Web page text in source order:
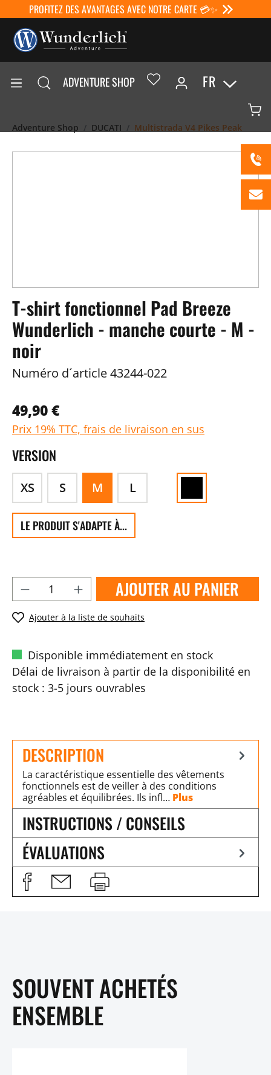
PROFITEZ DES AVANTAGES AVEC NOTRE CARTE 💳✨
ADVENTURE SHOP FR
Adventure Shop DUCATI Multistrada V4 Pikes Peak
T-shirt fonctionnel Pad Breeze
Wunderlich - manche courte - M -
noir
Numéro d´article43244-022
49,90 €
Prix 19% TTC, frais de livraison en sus
VERSION
XS S M L
LE PRODUIT S'ADAPTE À...
AJOUTER AU PANIER
Ajouter à la liste de souhaits
Disponible immédiatement en stock
Délai de livraison à partir de la disponibilité en
stock : 3-5 jours ouvrables
DESCRIPTION
La caractéristique essentielle des vêtements
fonctionnels est de veiller à des conditions
agréables et équilibrées. Ils infl… Plus
INSTRUCTIONS / CONSEILS
ÉVALUATIONS
SOUVENT ACHETÉS
ENSEMBLE